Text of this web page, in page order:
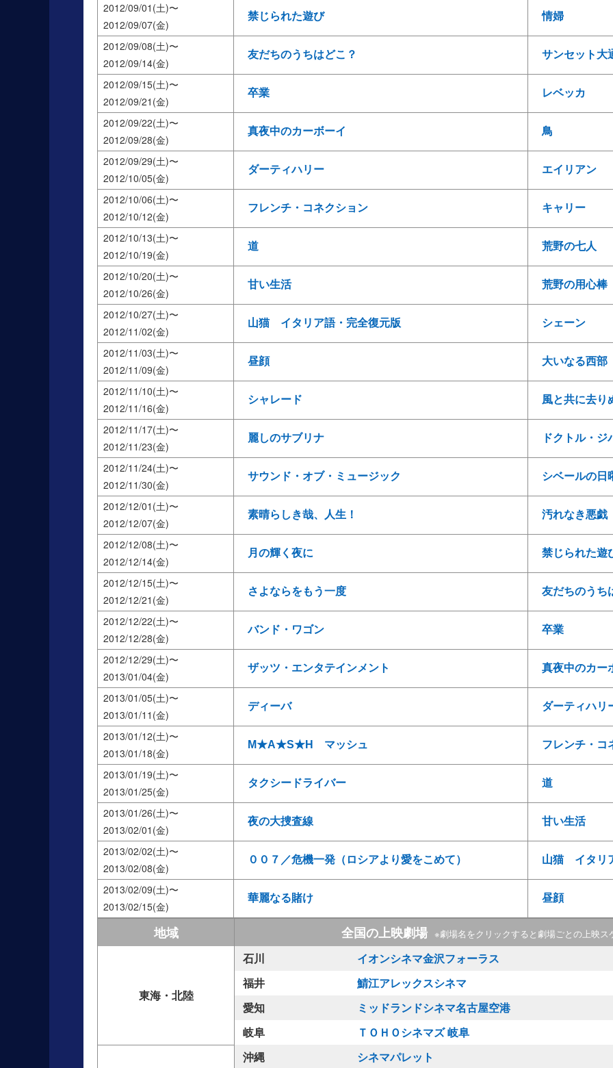
2012/09/01(土)
2012/09/07(金)
禁じられた遊び 情婦
2012/09/08(土)
2012/09/14(金)
友だちのうちはどこ？ サンセット大
2012/09/15(土)
2012/09/21(金)
卒業 レベッカ
2012/09/22(土)
2012/09/28(金)
真夜中のカーボーイ 鳥
2012/09/29(土)
2012/10/05(金)
ダーティハリー エイリアン
2012/10/06(土)
2012/10/12(金)
フレンチ・コネクション キャリー
2012/10/13(土)
2012/10/19(金)
道 荒野の七人
2012/10/20(土)
2012/10/26(金)
甘い生活 荒野の用心棒
2012/10/27(土)
2012/11/02(金)
山猫 イタリア語・完全復元版 シェーン
2012/11/03(土)
2012/11/09(金)
昼顔 大いなる西部
2012/11/10(土)
2012/11/16(金)
シャレード 風と共に去り
2012/11/17(土)
2012/11/23(金)
麗しのサブリナ ドクトル・ジ
2012/11/24(土)
2012/11/30(金)
サウンド・オブ・ミュージック シベールの日
2012/12/01(土)
2012/12/07(金)
素晴らしき哉、人生！ 汚れなき悪戯
2012/12/08(土)
2012/12/14(金)
月の輝く夜に 禁じられた遊
2012/12/15(土)
2012/12/21(金)
さよならをもう一度 友だちのうち
2012/12/22(土)
2012/12/28(金)
バンド・ワゴン 卒業
2012/12/29(土)
2013/01/04(金)
ザッツ・エンタテインメント 真夜中のカー
2013/01/05(土)
2013/01/11(金)
ディーバ ダーティハリ
2013/01/12(土)
2013/01/18(金)
M★A★S★H マッシュ フレンチ・コ
2013/01/19(土)
2013/01/25(金)
タクシードライバー 道
2013/01/26(土)
2013/02/01(金)
夜の大捜査線 甘い生活
2013/02/02(土)
2013/02/08(金)
００７／危機一発（ロシアより愛をこめて） 山猫 イタリ
2013/02/09(土)
2013/02/15(金)
華麗なる賭け 昼顔
地域 全国の上映劇場 ※劇場名をクリックすると劇場ごとの上映
東海・北陸
石川
イオンシネマ金沢フォーラス
福井
鯖江アレックスシネマ
愛知
ミッドランドシネマ名古屋空港
岐阜
ＴＯＨＯシネマズ 岐阜
沖縄
シネマパレット